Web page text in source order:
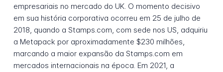
empresariais no mercado do UK. O momento decisivo
em sua história corporativa ocorreu em 25 de julho de
2018, quando a Stamps.com, com sede nos US, adquiriu
a Metapack por aproximadamente $230 milhões,
marcando a maior expansão da Stamps.com em
mercados internacionais na época. Em 2021, a